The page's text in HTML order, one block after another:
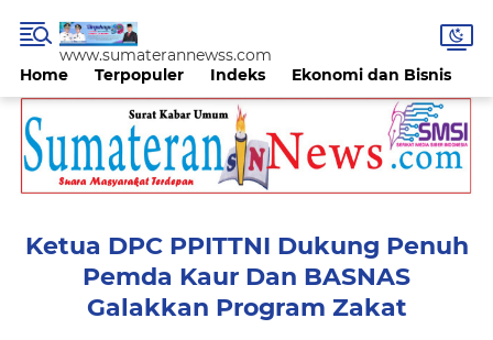
Home Terpopuler Indeks Ekonomi dan Bisnis
www.sumaterannewss.com
Ketua DPC PPITTNI Dukung Penuh
Pemda Kaur Dan BASNAS
Galakkan Program Zakat